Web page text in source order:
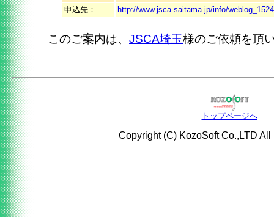
申込先：
http://www.jsca-saitama.jp/info/
このご案内は、 JSCA埼玉様のご依頼を頂
トップページへ
Copyright (C) KozoSoft Co.,LTD All